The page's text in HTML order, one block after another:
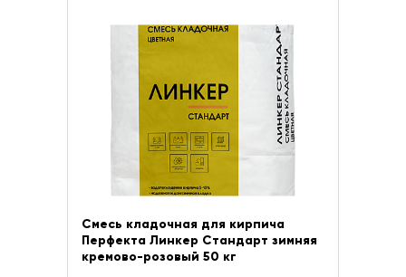
Смесь кладочная для кирпича
Перфекта Линкер Стандарт зимняя
кремово-розовый 50 кг